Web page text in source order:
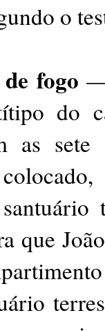
o
fogo —
do
as
que